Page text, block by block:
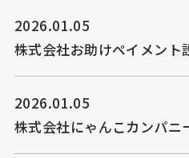
2026.01.05
株式会社お助けペイメント
2026.01.05
株式会社にゃんこカンパニ